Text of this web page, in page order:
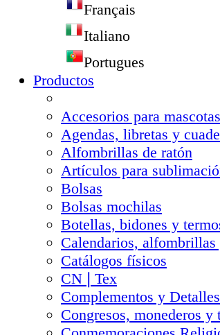
Français
Italiano
Portugues
Productos
Accesorios para mascotas
Agendas, libretas y
Alfombrillas de ratón
Artículos para
Bolsas
Bolsas mochilas
Botellas, bidones y
Calendarios, alfombrillas
Catálogos físicos
CN❘Tex
Complementos y Detalles
Congresos, monederos y